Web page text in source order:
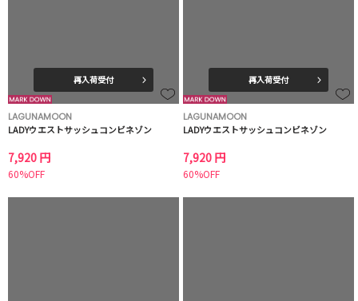
再入荷受付
LAGUNAMOON
LADYウエストサッシュコンビネゾン
7,920 円
60%OFF
再入荷受付
LAGUNAMOON
LADYウエストサッシュコンビネゾン
7,920 円
60%OFF